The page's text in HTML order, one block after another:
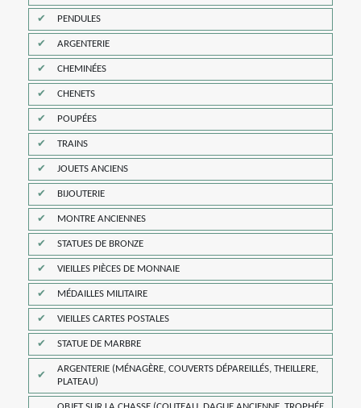
PENDULES
ARGENTERIE
CHEMINÉES
CHENETS
POUPÉES
TRAINS
JOUETS ANCIENS
BIJOUTERIE
MONTRE ANCIENNES
STATUES DE BRONZE
VIEILLES PIÈCES DE MONNAIE
MÉDAILLES MILITAIRE
VIEILLES CARTES POSTALES
STATUE DE MARBRE
ARGENTERIE (MÉNAGÈRE, COUVERTS DÉPAREILLÉS, THEILLERE,
PLATEAU)